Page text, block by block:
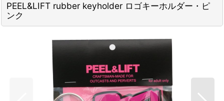
PEEL&LIFT rubber keyholder ロゴキーホルダー・ピ
ンク